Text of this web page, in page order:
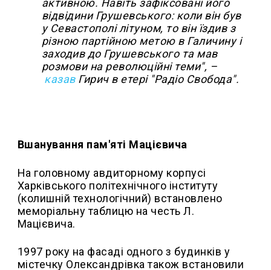
активною. Навіть зафіксовані його
відвідини Грушевського: коли він був
у Севастополі літуном, то він їздив з
різною партійною метою в Галичину і
заходив до Грушевського та мав
розмови на революційні теми", –
казавГирич в етері "Радіо Свобода".
Вшанування пам'яті Мацієвича
На головному авдиторному корпусі
Харківського політехнічного інституту
(колишній технологічний) встановлено
меморіальну таблицю на честь Л.
Мацієвича.
1997 року на фасаді одного з будинків у
містечку Олександрівка також встановили